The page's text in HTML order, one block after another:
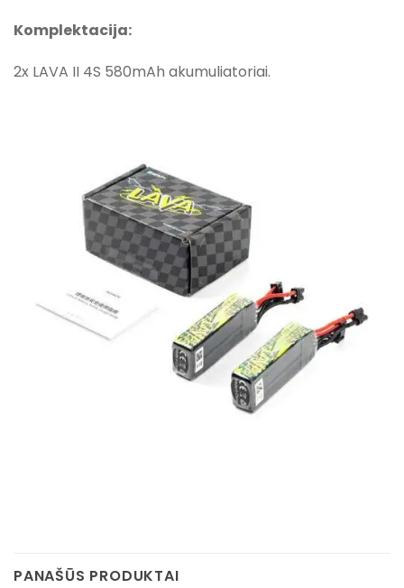
Komplektacija:
2x LAVA II 4S 580mAh akumuliatoriai.
PANAŠŪS PRODUKTAI